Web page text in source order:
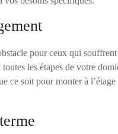
pour ceux qui
toutes les étapes de votre
ce soit pour monter à